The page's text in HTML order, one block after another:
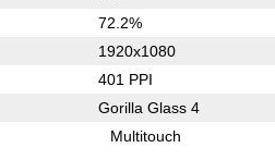
72.2%
1920x1080
401 PPI
Gorilla Glass 4
Multitouch